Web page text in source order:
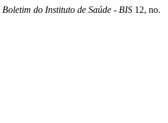
Boletim do Instituto de Saúde - BIS 12, no.